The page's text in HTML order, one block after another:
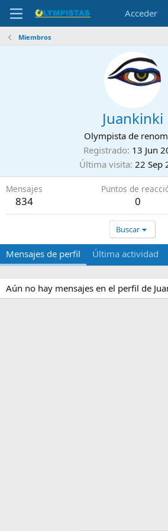
Acceder
Miembros
Juankinki
Olympista de
Registrado 13 Jun
Última visita 22 Sep
Mensajes
834
Puntos de
0
Buscar
Mensajes de perfil Última actividad
Aún no hay mensajes en el perfil de